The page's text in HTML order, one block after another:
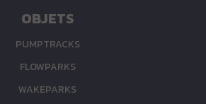
OBJETS
PUMPTRACKS
FLOWPARKS
WAKEPARKS